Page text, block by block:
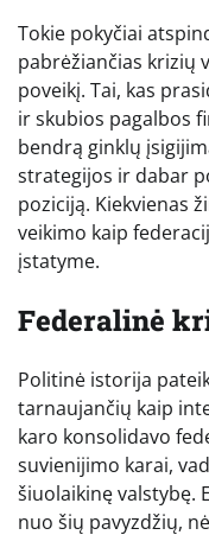
Tokie pokyčiai
pabrėžiančias krizių
poveikį. Tai, kas
ir skubios pagalbos
bendrą ginklų
strategijos ir dabar
poziciją. Kiekvienas
veikimo kaip
įstatyme.
Federalinė
Politinė istorija
tarnaujančių kaip
karo konsolidavo
suvienijimo karai,
šiuolaikinę valstybę.
nuo šių pavyzdžių,